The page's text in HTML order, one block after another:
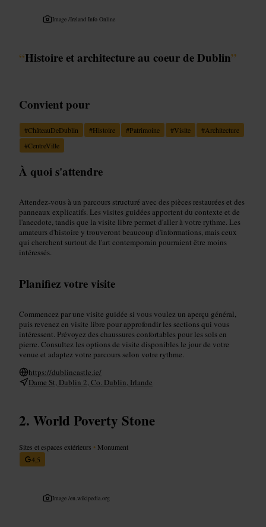
Image /Ireland Info Online
“Histoire et architecture au coeur de Dublin”
Convient pour
#ChâteauDeDublin #Histoire #Patrimoine #Visite #Architecture
#CentreVille
À quoi s'attendre
Attendez-vous à un parcours structuré avec des pièces restaurées et des
panneaux explicatifs. Les visites guidées apportent du contexte et de
l'anecdote, tandis que la visite libre permet d'aller à votre rythme. Les
amateurs d'histoire y trouveront beaucoup d'informations, mais ceux
qui cherchent surtout de l'art contemporain pourraient être moins
intéressés.
Planifiez votre visite
Commencez par une visite guidée si vous voulez un aperçu général,
puis revenez en visite libre pour approfondir les sections qui vous
intéressent. Prévoyez des chaussures confortables pour les sols en
pierre. Consultez les options de visite disponibles le jour de votre
venue et adaptez votre parcours selon votre rythme.
https://dublincastle.ie/
Dame St, Dublin 2, Co. Dublin, Irlande
World Poverty Stone
Sites et espaces extérieurs • Monument
4,5
Image /en.wikipedia.org